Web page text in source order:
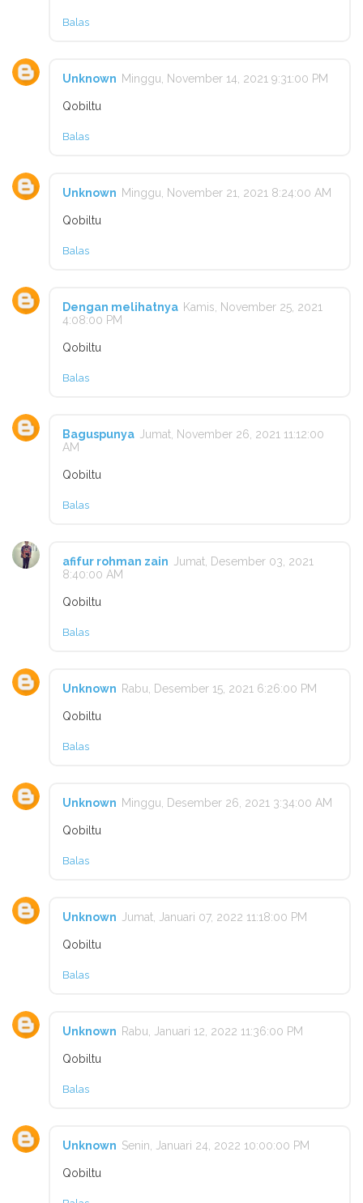
Balas
Unknown Minggu, November 14, 2021 9:31:00 PM
Qobiltu
Balas
Unknown Minggu, November 21, 2021 8:24:00 AM
Qobiltu
Balas
Dengan melihatnya Kamis, November 25, 2021
4:08:00 PM
Qobiltu
Balas
Baguspunya Jumat, November 26, 2021 11:12:00
AM
Qobiltu
Balas
afifur rohman zain Jumat, Desember 03, 2021
8:40:00 AM
Qobiltu
Balas
Unknown Rabu, Desember 15, 2021 6:26:00 PM
Qobiltu
Balas
Unknown Minggu, Desember 26, 2021 3:34:00 AM
Qobiltu
Balas
Unknown Jumat, Januari 07, 2022 11:18:00 PM
Qobiltu
Balas
Unknown Rabu, Januari 12, 2022 11:36:00 PM
Qobiltu
Balas
Unknown Senin, Januari 24, 2022 10:00:00 PM
Qobiltu